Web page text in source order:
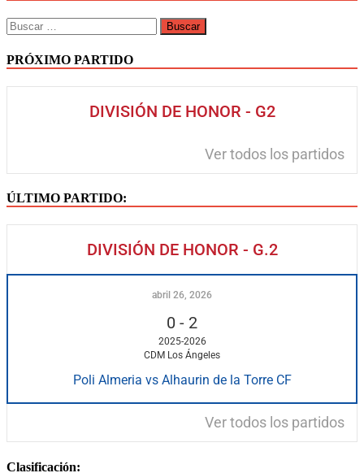
PRÓXIMO PARTIDO
DIVISIÓN DE HONOR - G2
Ver todos los partidos
ÚLTIMO PARTIDO:
DIVISIÓN DE HONOR - G.2
abril 26, 2026
0 - 2
2025-2026
CDM Los Ángeles
Poli Almeria vs Alhaurin de la Torre CF
Ver todos los partidos
Clasificación: